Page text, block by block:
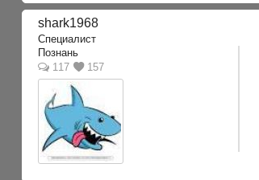
shark1968
Специалист
Познань
117
157